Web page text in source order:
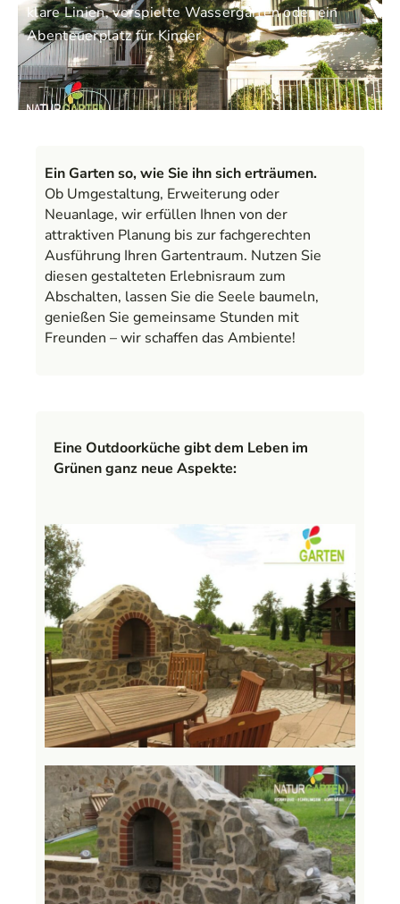
klare Linien, verspielte Wassergärten oder ein
Abenteuerplatz für Kinder.
Ein Garten so, wie Sie ihn sich erträumen.
Ob Umgestaltung, Erweiterung oder
Neuanlage, wir erfüllen Ihnen von der
attraktiven Planung bis zur fachgerechten
Ausführung Ihren Gartentraum. Nutzen Sie
diesen gestalteten Erlebnisraum zum
Abschalten, lassen Sie die Seele baumeln,
genießen Sie gemeinsame Stunden mit
Freunden – wir schaffen das Ambiente!
Eine Outdoorküche gibt dem Leben im
Grünen ganz neue Aspekte: